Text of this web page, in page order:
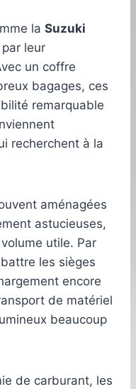
la Suzuki
leur
un coffre
bagages, ces
remarquable
recherchent à la
aménagées
astucieuses,
utile. Par
les sièges
encore
de matériel
beaucoup
de carburant, les